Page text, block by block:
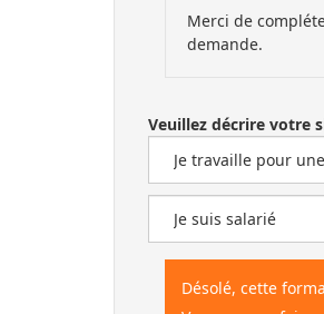
Merci de
demande.
Veuillez décrire votre
Désolé, cette